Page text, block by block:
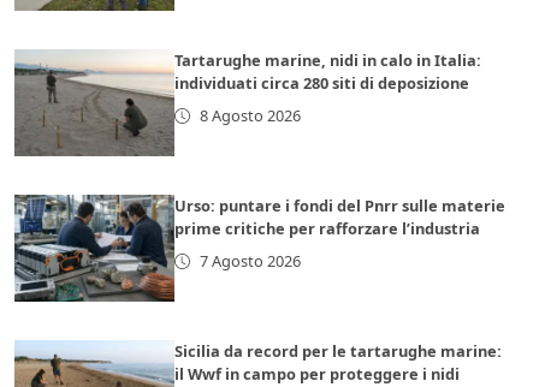
Tartarughe marine, nidi in calo in Italia:
individuati circa 280 siti di deposizione
8 Agosto 2026
Urso: puntare i fondi del Pnrr sulle materie
prime critiche per rafforzare l’industria
7 Agosto 2026
Sicilia da record per le tartarughe marine:
il Wwf in campo per proteggere i nidi